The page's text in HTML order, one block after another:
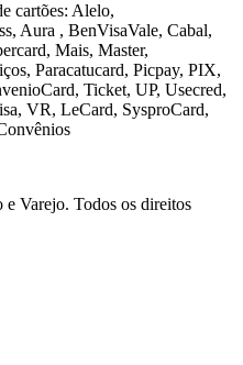
cartões: Alelo,
Aura , BenVisaVale, Cabal,
Mais, Master,
Paracatucard, Picpay, PIX,
Ticket, UP, Usecred,
VR, LeCard, SysproCard,
Varejo. Todos os direitos